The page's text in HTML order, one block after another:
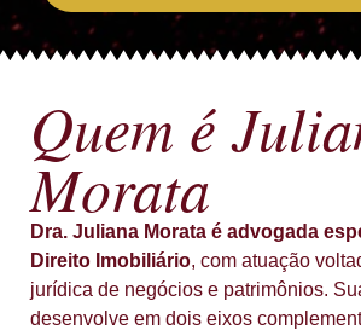
Quem é
Morata
Dra. Juliana Morata é advogada
Direito Imobiliário, com atuação
jurídica de negócios e patrimônios.
desenvolve em dois eixos